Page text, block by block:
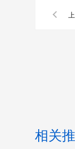
相关